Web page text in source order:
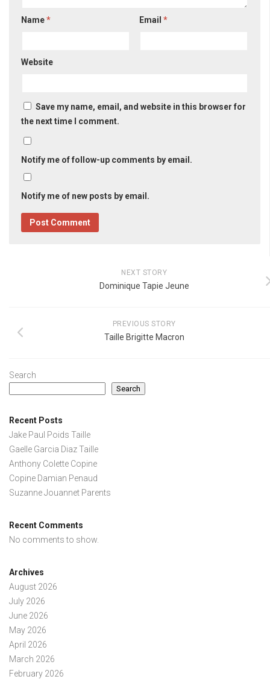
Name* Email*
Website
Save my name, email, and website in this browser for
the next time I comment.
Notify me of follow-up comments by email.
Notify me of new posts by email.
NEXT STORY
Dominique Tapie Jeune
PREVIOUS STORY
Taille Brigitte Macron
Search
Search
Recent Posts
Jake Paul Poids Taille
Gaelle Garcia Diaz Taille
Anthony Colette Copine
Copine Damian Penaud
Suzanne Jouannet Parents
Recent Comments
No comments to show.
Archives
August 2026
July 2026
June 2026
May 2026
April 2026
March 2026
February 2026